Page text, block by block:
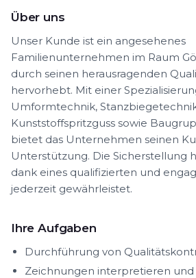
Über uns
Unser Kunde ist ein angesehenes
Familienunternehmen im Raum
durch seinen herausragenden
hervorhebt. Mit einer
Umformtechnik,
Kunststoffspritzguss sowie
bietet das Unternehmen seinen
Unterstützung. Die Sicherstellung
dank eines qualifizierten und
jederzeit gewährleistet.
Ihre Aufgaben
Durchführung von
Zeichnungen interpretieren und